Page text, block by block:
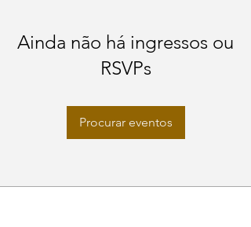
Ainda não há ingressos ou
RSVPs
Procurar eventos